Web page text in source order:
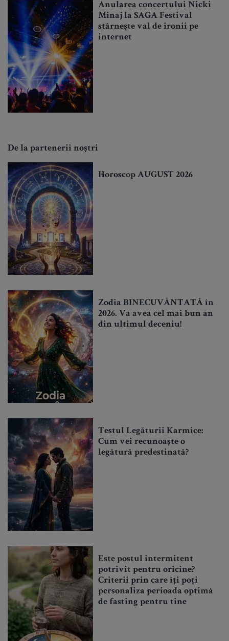
Anularea concertului Nicki
Minaj la SAGA Festival
stârnește val de ironii pe
internet
De la partenerii noștri
Horoscop AUGUST 2026
Zodia BINECUVÂNTATĂ în
2026. Va avea cel mai bun an
din ultimul deceniu!
Testul Legăturii Karmice:
Cum vei recunoaște o
legătură predestinată?
Este postul intermitent
potrivit pentru oricine?
Criterii prin care îți poți
personaliza perioada optimă
de fasting pentru tine